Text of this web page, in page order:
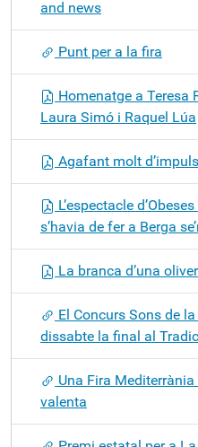
and news
Punt per a la fira
Homenatge a Teresa
Laura Simó i Raquel Lúa
Agafant molt d’impuls
L’espectacle
s’havia de fer a Berga
La branca d’una
El Concurs Sons de
dissabte la final al
Una Fira
valenta